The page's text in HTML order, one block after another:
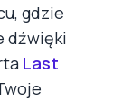
gdzie
dźwięki
Last